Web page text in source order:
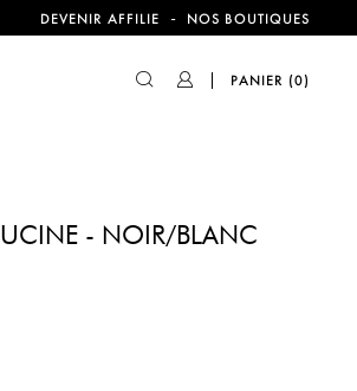
DEVENIR AFFILIE - NOS BOUTIQUES
PANIER (0)
- NOIR/BLANC